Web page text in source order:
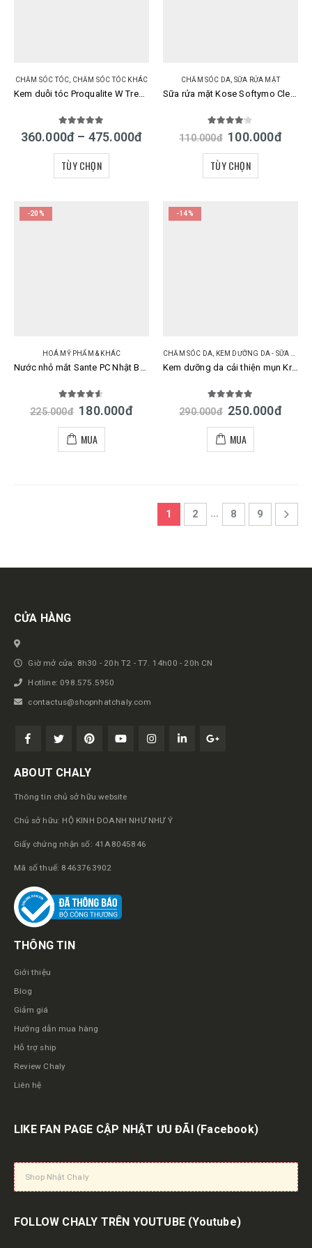
CHĂM SÓC TÓC CHĂM SÓC TÓC KHÁC
Kem duỗi tóc Proqualite W Treatment Set Utena Nhật Bản
5.00 out of 5
360.000đ – 475.000đ
TÙY CHỌN
CHĂM SÓC DA SỮA RỬA MẶT
out of 5
110.000đ 100.000đ
TÙY CHỌN
-20%
HOÁ MỸ PHẨM & KHÁC
Nước nhỏ mắt Sante PC Nhật Bản chống ánh sáng xanh
out of 5
225.000đ 180.000đ
MUA
-14%
CHĂM SÓC DA, KEM DƯỠNG DA - SỮA DƯỠNG DA
Kem dưỡng da cải thiện mụn Kracie Hadabisei Acne Care Facial Cream Nhật
out of 5
290.000đ 250.000đ
MUA
1 2 … 8 9
Get in touch
CỬA HÀNG
Giờ mở cửa: 8h30 - 20h T2 - T7. 14h00 - 20h CN
Hotline: 098.575.5950
contactus@shopnhatchaly.com
ABOUT CHALY
Thông tin chủ sở hữu website
Chủ sở hữu: HỘ KINH DOANH NHƯ NHƯ Ý
Giấy chứng nhận số: 41A8045846
Mã số thuế: 8463763902
THÔNG TIN
Giới thiệu
Blog
Giảm giá
Hướng dẫn mua hàng
Hỗ trợ ship
Review Chaly
Liên hệ
LIKE FAN PAGE CẬP NHẬT ƯU ĐÃI (Facebook)
Shop Nhật Chaly
FOLLOW CHALY TRÊN YOUTUBE (Youtube)